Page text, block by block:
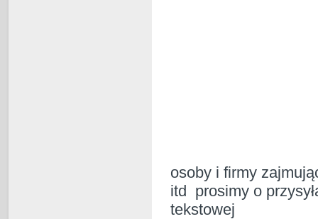
osoby i firmy
itd prosimy o
tekstowej